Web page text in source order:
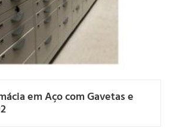
em Aço com Gavetas e